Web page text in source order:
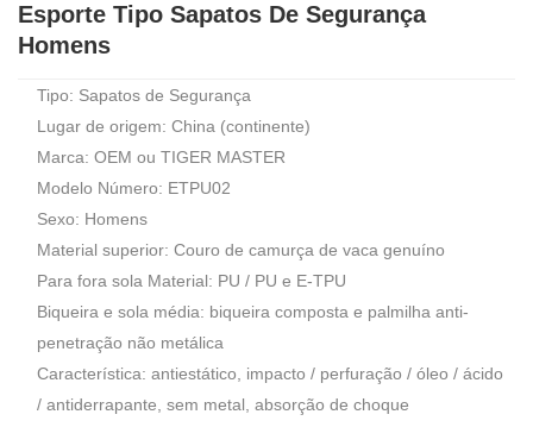
Esporte Tipo Sapatos De Segurança
Homens
Tipo: Sapatos de Segurança
Lugar de origem: China (continente)
Marca: OEM ou TIGER MASTER
Modelo Número: ETPU02
Sexo: Homens
Material superior: Couro de camurça de vaca genuíno
Para fora sola Material: PU / PU e E-TPU
Biqueira e sola média: biqueira composta e palmilha anti-
penetração não metálica
Característica: antiestático, impacto / perfuração / óleo / ácido
/ antiderrapante, sem metal, absorção de choque